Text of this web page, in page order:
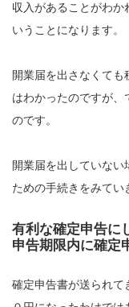
収入があることがわか
いうことになります。
開業届を出さなくて
はわかったのですが、
のです。
開業届を出していな
ための手続きをみてい
有利な確定申告に
申告期限内に確定
確定申告書が送られて